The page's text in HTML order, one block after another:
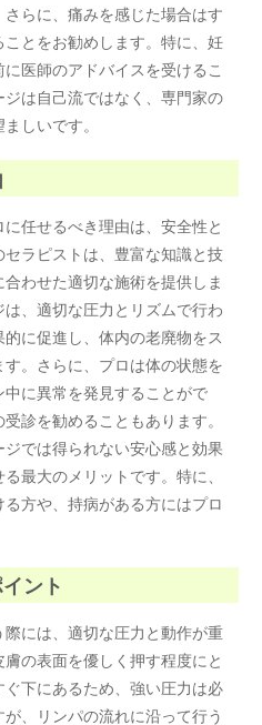
らに、痛みを感じた場合はす
とをお勧めします。特に、妊
医師のアドバイスを受けるこ
は自己流ではなく、専門家の
しいです。
任せるべき理由は、安全性と
ラピストは、豊富な知識と技
わせた適切な施術を提供しま
、適切な圧力とリズムで行わ
に促進し、体内の老廃物をス
。さらに、プロは体の状態を
に異常を発見することがで
診を勧めることもあります。
では得られない安心感と効果
最大のメリットです。特に、
方や、持病がある方にはプロ
ント
には、適切な圧力と動作が重
の表面を優しく押す程度にと
下にあるため、強い圧力は必
、リンパの流れに沿って行う